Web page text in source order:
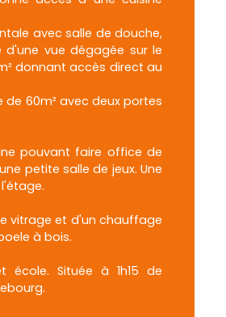
avec salle de douche,
d'une vue dégagée sur le
donnant accès direct au
de 60m² avec deux portes
pouvant faire office de
petite salle de jeux. Une
vitrage et d'un chauffage
à bois.
école. Située à 1h15 de